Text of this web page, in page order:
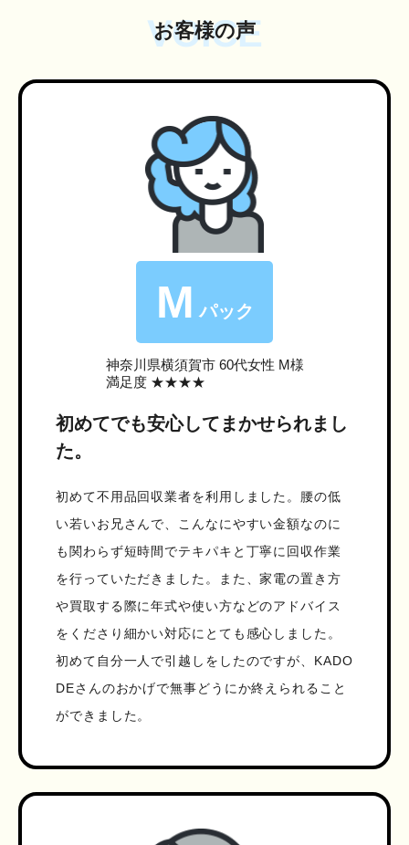
VOICE
お客様の声
M パック
神奈川県横須賀市60代女性 M様
満足度 ★★★★
初めてでも安心してまかせられまし
た。
初めて不用品回収業者を利用しました。腰の低
い若いお兄さんで、こんなにやすい金額なのに
も関わらず短時間でテキパキと丁寧に回収作業
を行っていただきました。また、家電の置き方
や買取する際に年式や使い方などのアドバイス
をくださり細かい対応にとても感心しました。
初めて自分一人で引越しをしたのですが、KADO
DEさんのおかげで無事どうにか終えられること
ができました。